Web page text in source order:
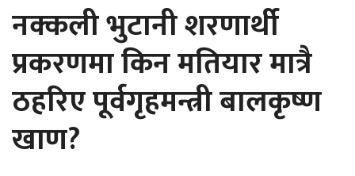
नक्कली भुटानी शरणार्थी
प्रकरणमा किन मतियार मात्रै
ठहरिए पूर्वगृहमन्त्री बालकृष्ण
खाण?